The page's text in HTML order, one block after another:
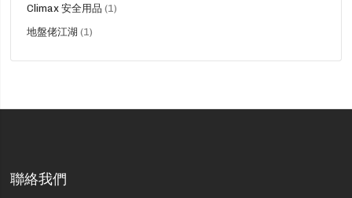
Climax 安全用品 1貨
地盤佬江湖 1貨
聯絡我們